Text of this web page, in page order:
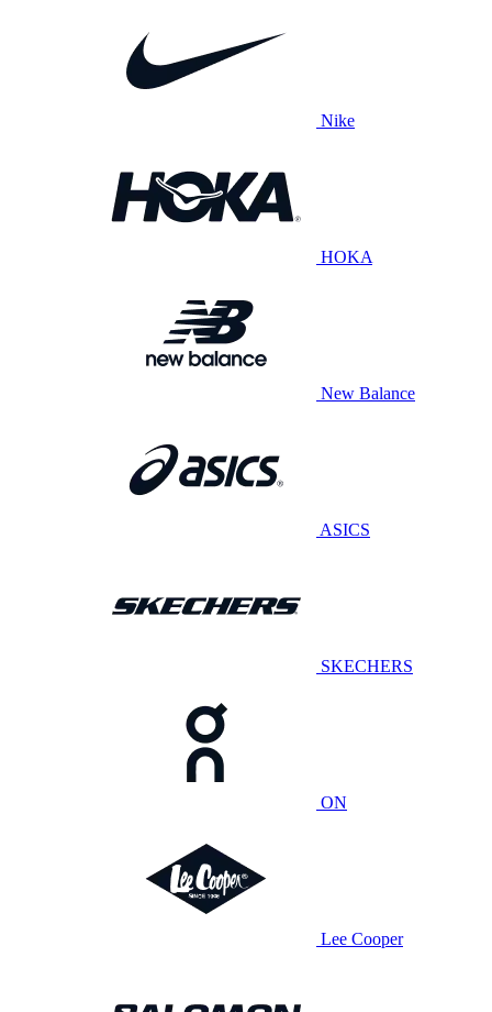
Nike
HOKA
New Balance
ASICS
SKECHERS
ON
Lee Cooper